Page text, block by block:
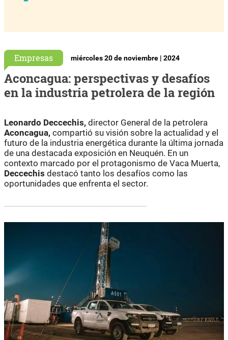
Empresas miércoles 20 de noviembre | 2024
Aconcagua: perspectivas y desafíos
en la industria petrolera de la región
Leonardo Deccechis, director General de la petrolera
Aconcagua, compartió su visión sobre la actualidad y el
futuro de la industria energética durante la última jornada
de una destacada exposición en Neuquén. En un
contexto marcado por el protagonismo de Vaca Muerta,
Deccechis destacó tanto los desafíos como las
oportunidades que enfrenta el sector.